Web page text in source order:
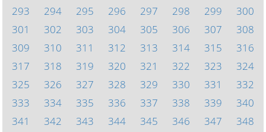
293
294 295 296 297 298 299
300
301
302 303 304 305 306 307
308
309
310 311 312 313 314 315
316
317
318 319 320 321 322 323
324
325
326 327 328 329 330 331
332
333
334 335 336 337 338 339
340
341
342 343 344 345 346 347
348